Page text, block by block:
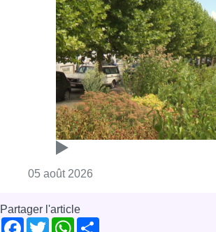
05 août 2026
Partager l'article
Facebook
TwitterWhatsApp